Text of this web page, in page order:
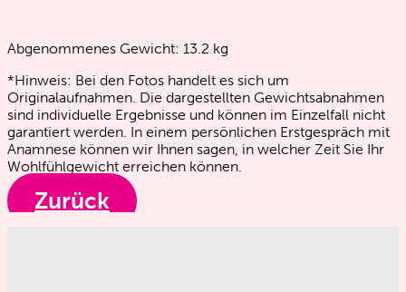
Abgenommenes Gewicht: 13.2 kg
*Hinweis: Bei den Fotos handelt es sich um
Originalaufnahmen. Die dargestellten Gewichtsabnahmen
sind individuelle Ergebnisse und können im Einzelfall nicht
garantiert werden. In einem persönlichen Erstgespräch mit
Anamnese können wir Ihnen sagen, in welcher Zeit Sie Ihr
Wohlfühlgewicht erreichen können.
Zurück